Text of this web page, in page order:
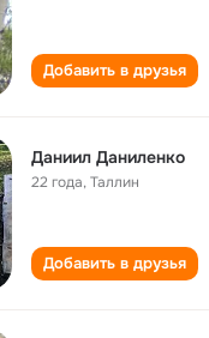
Добавить в друзья
Даниил Даниленко
22 года,Таллин
Добавить в друзья